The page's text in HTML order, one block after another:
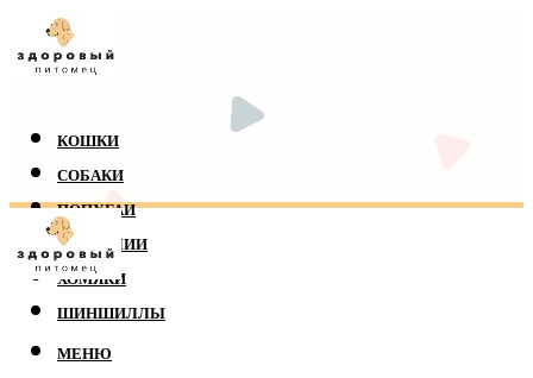
КОШКИ
СОБАКИ
ПОПУГАИ
РЕПТИЛИИ
ХОМЯКИ
ШИНШИЛЛЫ
МЕНЮ